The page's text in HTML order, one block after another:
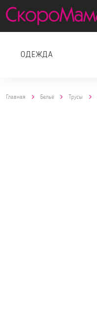
ОДЕЖДА
Главная Бельё Трусы